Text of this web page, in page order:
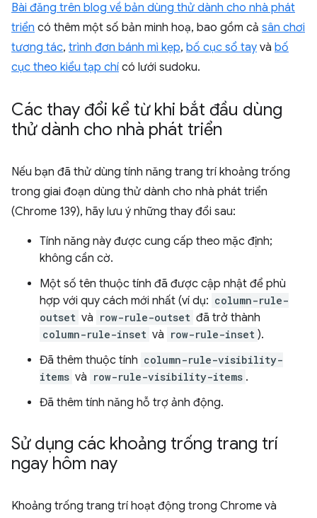
Bài đăng trên blog về bản dùng thử dành cho nhà phát
triển có thêm một số bản minh hoạ, bao gồm cả sân chơi
tương tác, trình đơn bánh mì kẹp, bố cục sổ tay và bố
cục theo kiểu tạp chí có lưới sudoku.
Các thay đổi kể từ khi bắt đầu dùng
thử dành cho nhà phát triển
Nếu bạn đã thử dùng tính năng trang trí khoảng trống
trong giai đoạn dùng thử dành cho nhà phát triển
(Chrome 139), hãy lưu ý những thay đổi sau:
Tính năng này được cung cấp theo mặc định;
không cần cờ.
Một số tên thuộc tính đã được cập nhật để phù
hợp với quy cách mới nhất (ví dụ: column-rule-
outset và row-rule-outset đã trở thành
column-rule-inset và row-rule-inset ).
Đã thêm thuộc tính column-rule-visibility-
items và row-rule-visibility-items .
Đã thêm tính năng hỗ trợ ảnh động.
Sử dụng các khoảng trống trang trí
ngay hôm nay
Khoảng trống trang trí hoạt động trong Chrome và